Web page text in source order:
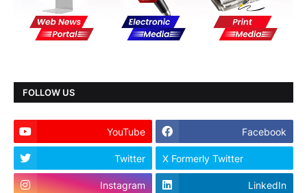
FOLLOW US
YouTube Facebook
Twitter X Formerly Twitter
Instagram LinkedIn